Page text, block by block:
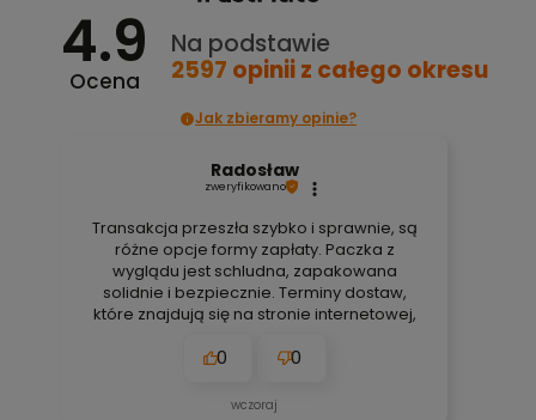
4.9
Ocena
Na podstawie
2597 opiniiz całego okresu
Jak zbieramy opinie?
Radosław
zweryfikowano
Transakcja przeszła szybko i sprawnie, są
różne opcje formy zapłaty. Paczka z
wyglądu jest schludna, zapakowana
solidnie i bezpiecznie. Terminy dostaw,
które znajdują się na stronie internetowej,
nie zawiodłem, wyjątkowo rzetelna firma.
0 0
wczoraj